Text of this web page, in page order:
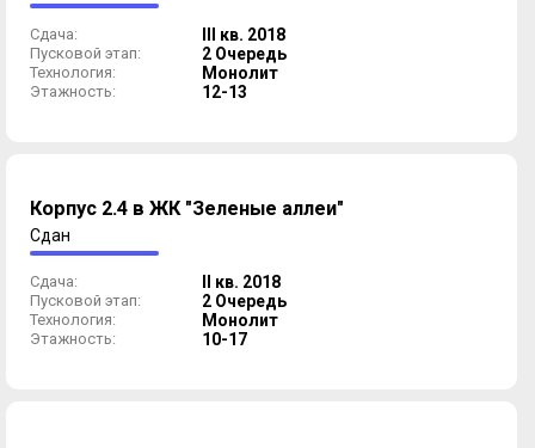
Сдача: III кв. 2018
Пусковой этап: 2 Очередь
Технология: Монолит
Этажность: 12-13
Корпус 2.4 в ЖК "Зеленые аллеи"
Сдан
Сдача: II кв. 2018
Пусковой этап: 2 Очередь
Технология: Монолит
Этажность: 10-17